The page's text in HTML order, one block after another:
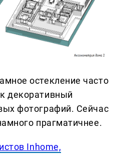
остекление часто
декоративный
фотографий. Сейчас
прагматичнее.
Inhome,